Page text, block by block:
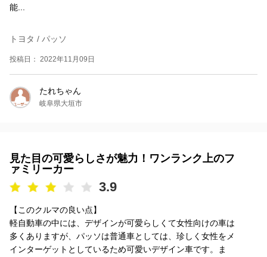
能...
トヨタ / パッソ
投稿日： 2022年11月09日
たれちゃん
岐阜県大垣市
見た目の可愛らしさが魅力！ワンランク上のフ
ァミリーカー
3.9
【このクルマの良い点】
軽自動車の中には、デザインが可愛らしくて女性向けの車は
多くありますが、パッソは普通車としては、珍しく女性をメ
インターゲットとしているため可愛いデザイン車です。ま